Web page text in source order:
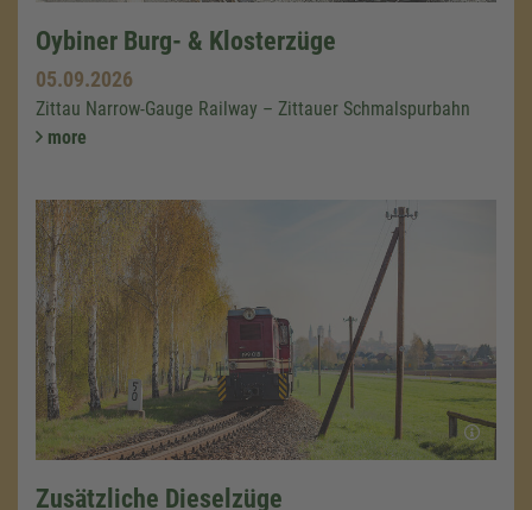
Oybiner Burg- & Klosterzüge
05.09.2026
Zittau Narrow-Gauge Railway – Zittauer Schmalspurbahn
more
Zusätzliche Dieselzüge